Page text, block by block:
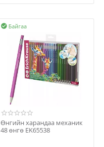
Байгаа

Өнгийн харандаа механик
48 өнгө EK65538